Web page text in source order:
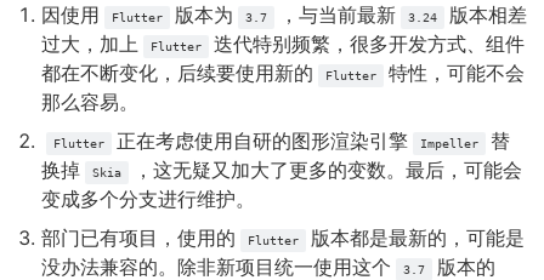
因使用 Flutter 版本为 3.7 ，与当前最新 3.24
版本相差
过大，加上
Flutter
迭代特别频繁，很多开发方式、组件
都在不断变化，后续要使用新的
Flutter
特性，可能不会
那么容易。
Flutter 正在考虑使用自研的图形渲染引擎 Impeller
替
换掉
Skia
，这无疑又加大了更多的变数。最后，可能会
变成多个分支进行维护。
部门已有项目，使用的
Flutter
版本都是最新的，可能是
没办法兼容的。除非新项目统一使用这个
3.7 版本的